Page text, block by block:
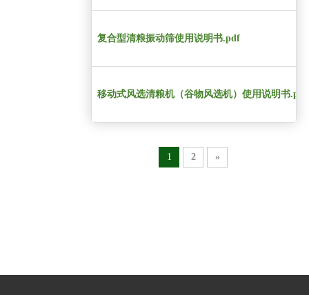
复合型清粮振动筛使用说明书.pdf
移动式风选清粮机（谷物风选机）使用说明书.pdf
1 2 »